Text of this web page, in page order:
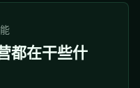
都在干些什